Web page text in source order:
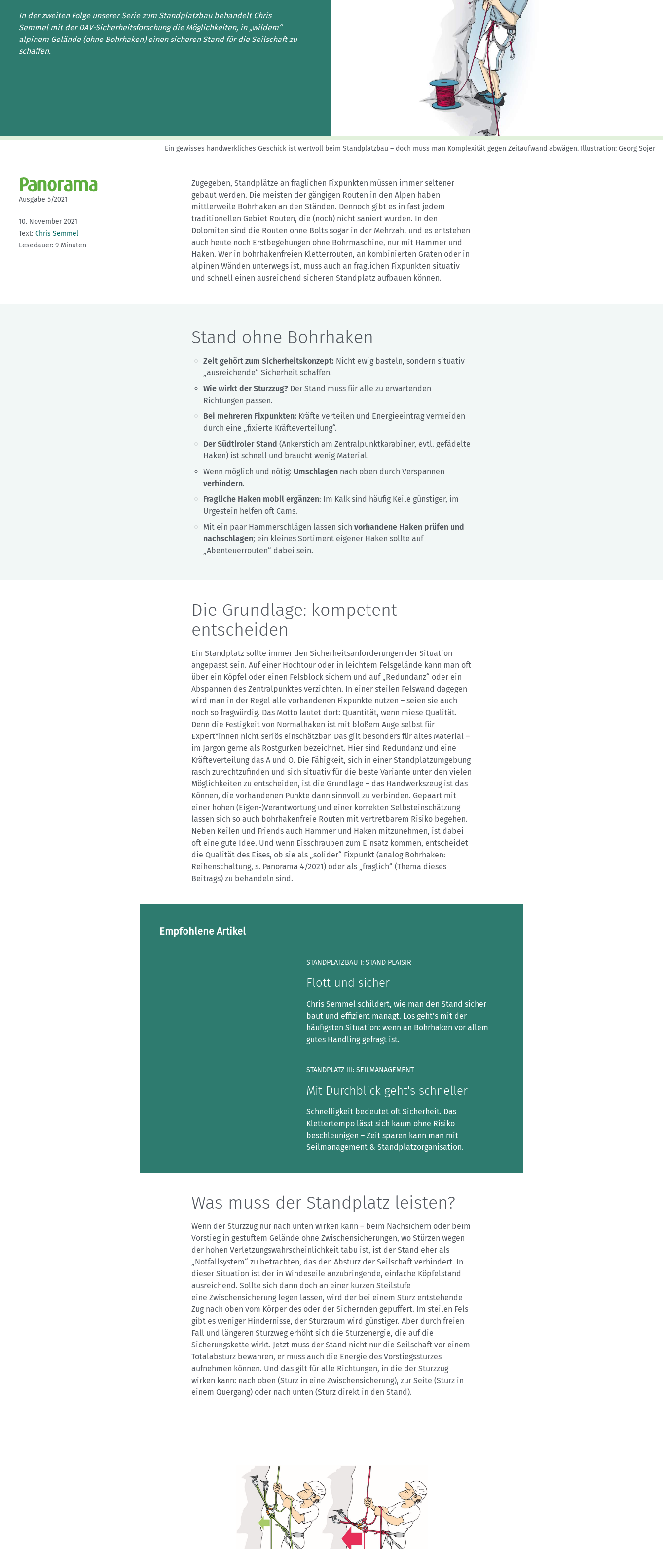
Wandern und Bergsteigen
Wettkampfklettern
In der zweiten Folge unserer Serie zum Standplatzbau behandelt Chris
Semmel mit der DAV-Sicherheitsforschung die Möglichkeiten, in „wildem“
alpinem Gelände (ohne Bohrhaken) einen sicheren Stand für die Seilschaft zu
schaffen.
Ein gewisses handwerkliches Geschick ist wertvoll beim Standplatzbau – doch muss man Komplexität gegen Zeitaufwand abwägen. Illustration: Georg Sojer
Ausgabe 5/2021
10. November 2021
Text: Chris Semmel
Lesedauer: 9 Minuten
Zugegeben, Standplätze an fraglichen Fixpunkten müssen immer seltener
gebaut werden. Die meisten der gängigen Routen in den Alpen haben
mittlerweile Bohrhaken an den Ständen. Dennoch gibt es in fast jedem
traditionellen Gebiet Routen, die (noch) nicht saniert wurden. In den
Dolomiten sind die Routen ohne Bolts sogar in der Mehrzahl und es entstehen
auch heute noch Erstbegehungen ohne Bohrmaschine, nur mit Hammer und
Haken. Wer in bohrhakenfreien Kletterrouten, an kombinierten Graten oder in
alpinen Wänden unterwegs ist, muss auch an fraglichen Fixpunkten situativ
und schnell einen ausreichend sicheren Standplatz aufbauen können.
Stand ohne Bohrhaken
Zeit gehört zum Sicherheitskonzept: Nicht ewig basteln, sondern situativ
„ausreichende“ Sicherheit schaffen.
Wie wirkt der Sturzzug? Der Stand muss für alle zu erwartenden
Richtungen passen.
Bei mehreren Fixpunkten: Kräfte verteilen und Energieeintrag vermeiden
durch eine „fixierte Kräfteverteilung“.
Der Südtiroler Stand (Ankerstich am Zentralpunktkarabiner, evtl. gefädelte
Haken) ist schnell und braucht wenig Material.
Wenn möglich und nötig: Umschlagen nach oben durch Verspannen
verhindern.
Fragliche Haken mobil ergänzen: Im Kalk sind häufig Keile günstiger, im
Urgestein helfen oft Cams.
Mit ein paar Hammerschlägen lassen sich vorhandene Haken prüfen und
nachschlagen; ein kleines Sortiment eigener Haken sollte auf
„Abenteuerrouten“ dabei sein.
Die Grundlage: kompetent
entscheiden
Ein Standplatz sollte immer den Sicherheitsanforderungen der Situation
angepasst sein. Auf einer Hochtour oder in leichtem Felsgelände kann man oft
über ein Köpfel oder einen Felsblock sichern und auf „Redundanz“ oder ein
Abspannen des Zentralpunktes verzichten. In einer steilen Felswand dagegen
wird man in der Regel alle vorhandenen Fixpunkte nutzen – seien sie auch
noch so fragwürdig. Das Motto lautet dort: Quantität, wenn miese Qualität.
Denn die Festigkeit von Normalhaken ist mit bloßem Auge selbst für
Expert*innen nicht seriös einschätzbar. Das gilt besonders für altes Material –
im Jargon gerne als Rostgurken bezeichnet. Hier sind Redundanz und eine
Kräfteverteilung das A und O. Die Fähigkeit, sich in einer Standplatzumgebung
rasch zurechtzufinden und sich situativ für die beste Variante unter den vielen
Möglichkeiten zu entscheiden, ist die Grundlage – das Handwerkszeug ist das
Können, die vorhandenen Punkte dann sinnvoll zu verbinden. Gepaart mit
einer hohen (Eigen-)Verantwortung und einer korrekten Selbsteinschätzung
lassen sich so auch bohrhakenfreie Routen mit vertretbarem Risiko begehen.
Neben Keilen und Friends auch Hammer und Haken mitzunehmen, ist dabei
oft eine gute Idee. Und wenn Eisschrauben zum Einsatz kommen, entscheidet
die Qualität des Eises, ob sie als „solider“ Fixpunkt (analog Bohrhaken:
Reihenschaltung, s. Panorama 4/2021) oder als „fraglich“ (Thema dieses
Beitrags) zu behandeln sind.
Empfohlene Artikel
STANDPLATZBAU I: STAND PLAISIR
Flott und sicher
Chris Semmel schildert, wie man den Stand sicher
baut und effizient managt. Los geht’s mit der
häufigsten Situation: wenn an Bohrhaken vor allem
gutes Handling gefragt ist.
STANDPLATZ III: SEILMANAGEMENT
Mit Durchblick geht's schneller
Schnelligkeit bedeutet oft Sicherheit. Das
Klettertempo lässt sich kaum ohne Risiko
beschleunigen – Zeit sparen kann man mit
Seilmanagement & Standplatzorganisation.
Was muss der Standplatz leisten?
Wenn der Sturzzug nur nach unten wirken kann – beim Nachsichern oder beim
Vorstieg in gestuftem Gelände ohne Zwischensicherungen, wo Stürzen wegen
der hohen Verletzungswahrscheinlichkeit tabu ist, ist der Stand eher als
„Notfallsystem“ zu betrachten, das den Absturz der Seilschaft verhindert. In
dieser Situation ist der in Windeseile anzubringende, einfache Köpfelstand
ausreichend. Sollte sich dann doch an einer kurzen Steilstufe
eine Zwischensicherung legen lassen, wird der bei einem Sturz entstehende
Zug nach oben vom Körper des oder der Sichernden gepuffert. Im steilen Fels
gibt es weniger Hindernisse, der Sturzraum wird günstiger. Aber durch freien
Fall und längeren Sturzweg erhöht sich die Sturzenergie, die auf die
Sicherungskette wirkt. Jetzt muss der Stand nicht nur die Seilschaft vor einem
Totalabsturz bewahren, er muss auch die Energie des Vorstiegssturzes
aufnehmen können. Und das gilt für alle Richtungen, in die der Sturzzug
wirken kann: nach oben (Sturz in eine Zwischensicherung), zur Seite (Sturz in
einem Quergang) oder nach unten (Sturz direkt in den Stand).